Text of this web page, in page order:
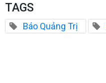
TAGS
Báo Quảng Trị